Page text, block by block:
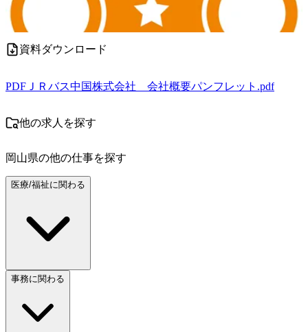
資料ダウンロード
PDF ＪＲバス中国株式会社 会社概要パンフレット.pdf
他の求人を探す
岡山県の他の仕事を探す
医療/福祉に関わる
事務に関わる